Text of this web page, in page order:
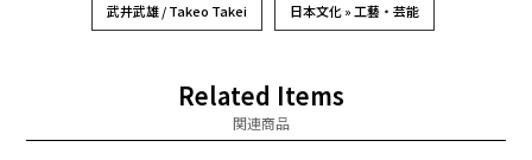
武井武雄 / Takeo Takei 日本文化 » 工藝・芸能
Related Items
関連商品